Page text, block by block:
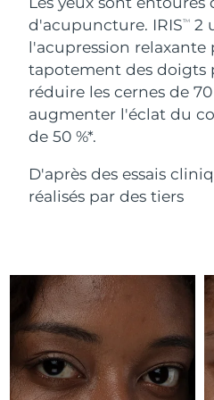
d'acupuncture. IRISTM
2
l'acupression relaxante
tapotement des doigts
réduire les cernes de 70
augmenter l'éclat du
de 50 %*.
D'après des essais
réalisés par des tiers
For healthy hair
18% PAP
Cosmétiques
Acheter tout
FOREO APP
Israël
Italie
Jersey
Kazakhstan
Lettonie
Liban
Lituanie